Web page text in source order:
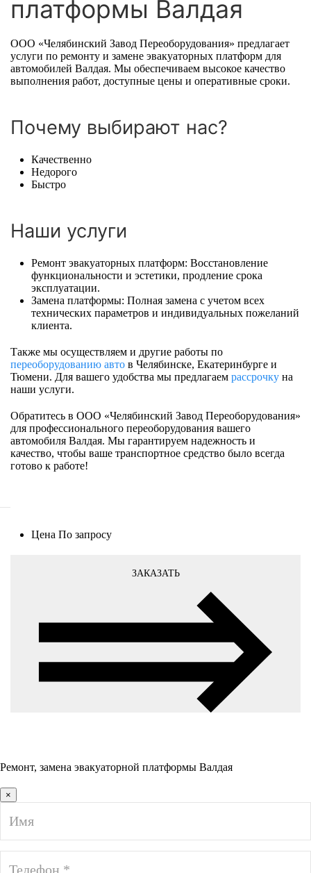
платформы Валдая
ООО «Челябинский Завод Переоборудования» предлагает
услуги по ремонту и замене эвакуаторных платформ для
автомобилей Валдая. Мы обеспечиваем высокое качество
выполнения работ, доступные цены и оперативные сроки.
Почему выбирают нас?
Качественно
Недорого
Быстро
Наши услуги
Ремонт эвакуаторных платформ: Восстановление
функциональности и эстетики, продление срока
эксплуатации.
Замена платформы: Полная замена с учетом всех
технических параметров и индивидуальных пожеланий
клиента.
Также мы осуществляем и другие работы по
переоборудованию авто в Челябинске, Екатеринбурге и
Тюмени. Для вашего удобства мы предлагаем рассрочку на
наши услуги.
Обратитесь в ООО «Челябинский Завод Переоборудования»
для профессионального переоборудования вашего
автомобиля Валдая. Мы гарантируем надежность и
качество, чтобы ваше транспортное средство было всегда
готово к работе!
Цена По запросу
ЗАКАЗАТЬ
Ремонт, замена эвакуаторной платформы Валдая
×